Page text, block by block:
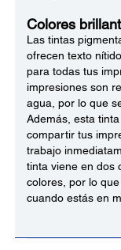
Colores
Las tintas
ofrecen texto
para todas tus
impresiones son
agua, por lo que
Además, esta
compartir tus
trabajo
tinta viene en dos
colores, por lo
cuando estás en